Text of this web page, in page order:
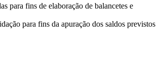
para fins de elaboração de balancetes e
para fins da apuração dos saldos previstos